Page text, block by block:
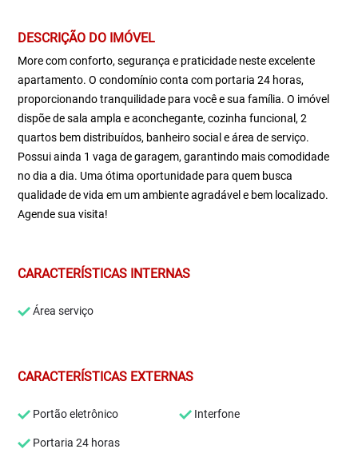
DESCRIÇÃO DO IMÓVEL
More com conforto, segurança e praticidade neste excelente
apartamento. O condomínio conta com portaria 24 horas,
proporcionando tranquilidade para você e sua família. O imóvel
dispõe de sala ampla e aconchegante, cozinha funcional, 2
quartos bem distribuídos, banheiro social e área de serviço.
Possui ainda 1 vaga de garagem, garantindo mais comodidade
no dia a dia. Uma ótima oportunidade para quem busca
qualidade de vida em um ambiente agradável e bem localizado.
Agende sua visita!
CARACTERÍSTICAS INTERNAS
Área serviço
CARACTERÍSTICAS EXTERNAS
Portão eletrônico Interfone
Portaria 24 horas